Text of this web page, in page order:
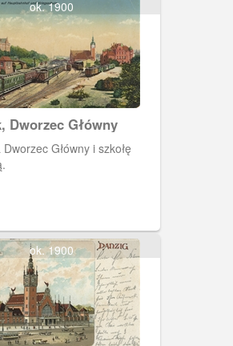
ok. 1900
Dworzec Główny
Główny i szkołę
ok. 1900